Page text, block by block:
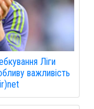
Ліги
важливість